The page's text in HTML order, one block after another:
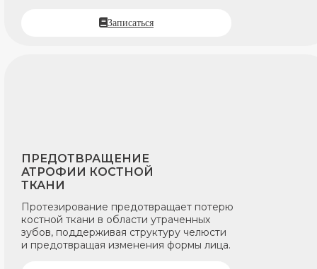
Записаться
ПРЕДОТВРАЩЕНИЕ
АТРОФИИ КОСТНОЙ
ТКАНИ
Протезирование предотвращает потерю
костной ткани в области утраченных
зубов, поддерживая структуру челюсти
и предотвращая изменения формы лица.